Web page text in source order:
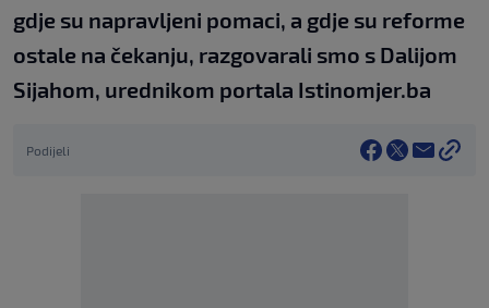
gdje su napravljeni pomaci, a gdje su reforme
ostale na čekanju, razgovarali smo s Dalijom
Sijahom, urednikom portala Istinomjer.ba
Podijeli